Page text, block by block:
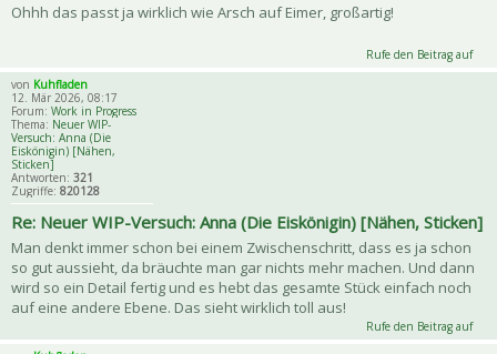
Ohhh das passt ja wirklich wie Arsch auf Eimer, großartig!
Rufe den Beitrag auf
von Kuhfladen
12. Mär 2026, 08:17
Forum: Work in Progress
Thema: Neuer WIP-
Versuch: Anna (Die
Eiskönigin) [Nähen,
Sticken]
Antworten: 321
Zugriffe: 820128
Re: Neuer WIP-Versuch: Anna (Die Eiskönigin) [Nähen, Sticken]
Man denkt immer schon bei einem Zwischenschritt, dass es ja schon
so gut aussieht, da bräuchte man gar nichts mehr machen. Und dann
wird so ein Detail fertig und es hebt das gesamte Stück einfach noch
auf eine andere Ebene. Das sieht wirklich toll aus!
Rufe den Beitrag auf